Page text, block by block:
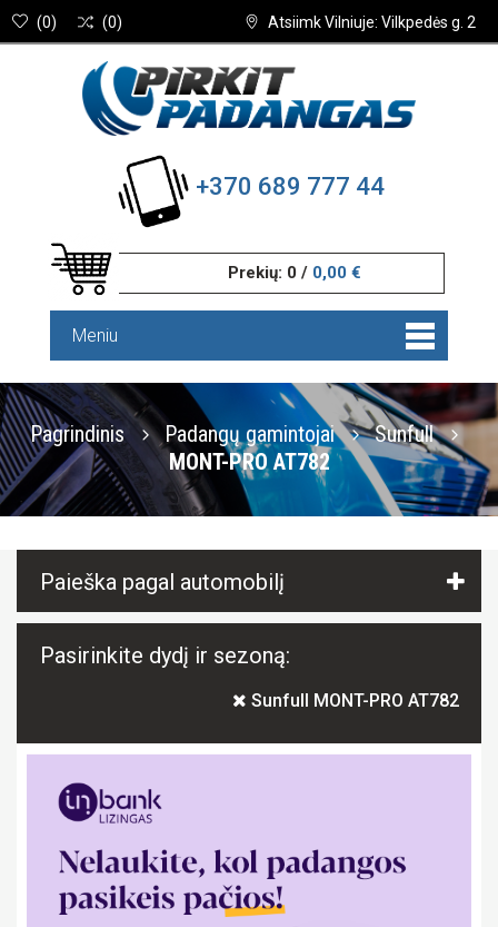
Atsiimk Vilniuje: Vilkpedės g. 2
(0) (0)
+370 689 777 44
Prekių: 0 / 0,00 €
Meniu
Pagrindinis Padangų gamintojai
Sunfull
MONT-PRO AT782
Paieška pagal automobilį
Pasirinkite dydį ir sezoną:
Sunfull MONT-PRO AT782